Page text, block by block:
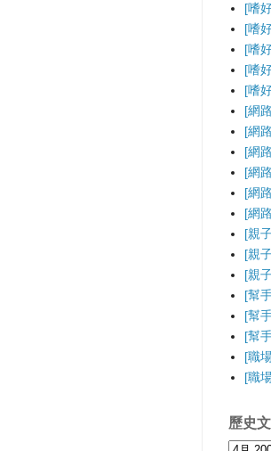
[嗜
[嗜
[嗜
[嗜
[嗜
[網
[網
[網
[網
[網
[網
[親
[親
[親
[幫
[幫
[幫
[職
[職
歷史